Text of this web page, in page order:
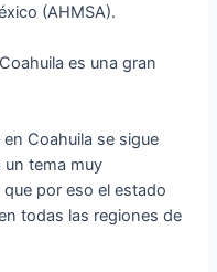
(AHMSA).
es una gran
Coahuila se sigue
tema muy
por eso el estado
todas las regiones de